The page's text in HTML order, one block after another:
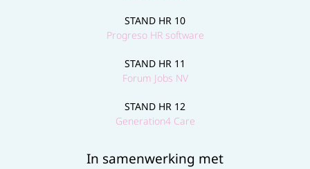
STAND HR 10
Progreso HR software
STAND HR 11
Forum Jobs NV
STAND HR 12
Generation4 Care
In samenwerking met